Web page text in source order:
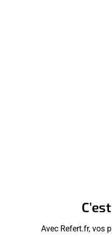
Avec Refert.fr, vos